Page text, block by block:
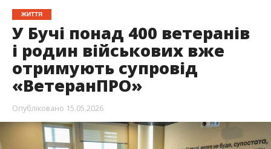
ЖИТТЯ
У Бучі понад 400 ветеранів
і родин військових вже
отримують супровід
«ВетеранПРО»
Опубліковано 15.05.2026